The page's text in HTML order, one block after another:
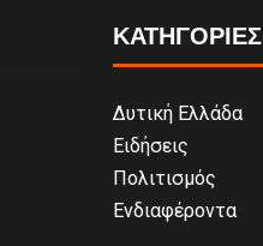
ΚΑΤΗΓΟΡΙΕΣ
Δυτική Ελλάδα
Ειδήσεις
Πολιτισμός
Ενδιαφέροντα